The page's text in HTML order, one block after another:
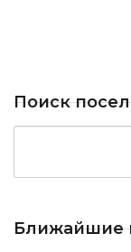
Поиск
Ближайшие